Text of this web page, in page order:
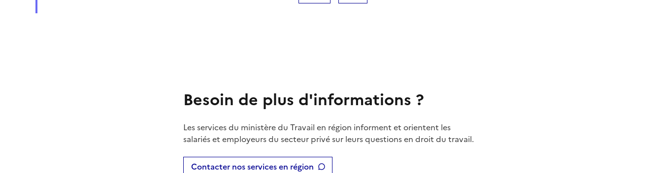
Besoin de plus d'informations ?
Les services du ministère du Travail en région informent et orientent les
salariés et employeurs du secteur privé sur leurs questions en droit du travail.
Contacter nos services en région